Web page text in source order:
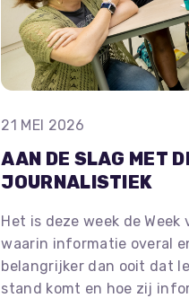
21 MEI 2026
AAN DE SLAG MET
JOURNALISTIEK
Het is deze week de
waarin informatie overal
belangrijker dan ooit dat
stand komt en hoe zij